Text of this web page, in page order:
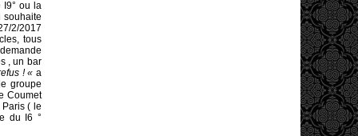
I9° ou la
souhaite
2/2017
tous
, un bar
! « a
groupe
Coumet
Paris ( le
du I6 °